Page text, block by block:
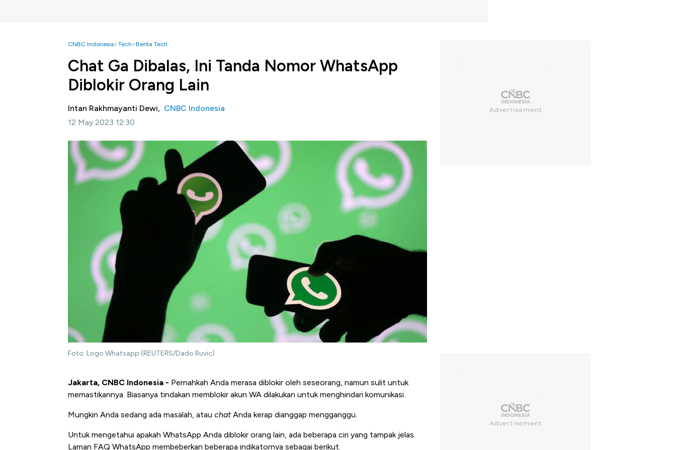
CNBC Indonesia Tech Berita Tech
Chat Ga Dibalas, Ini Tanda Nomor WhatsApp
Diblokir Orang Lain
Intan Rakhmayanti Dewi, CNBC Indonesia
12 May 2023 12:30
Foto: Logo Whatsapp (REUTERS/Dado Ruvic)
Jakarta, CNBC Indonesia - Pernahkah Anda merasa diblokir oleh seseorang, namun sulit untuk
memastikannya. Biasanya tindakan memblokir akun WA dilakukan untuk menghindari komunikasi.
Mungkin Anda sedang ada masalah, atau chatAnda kerap dianggap mengganggu.
Untuk mengetahui apakah WhatsApp Anda diblokir orang lain, ada beberapa ciri yang tampak jelas.
Laman FAQ WhatsApp membeberkan beberapa indikatornya sebagai berikut.